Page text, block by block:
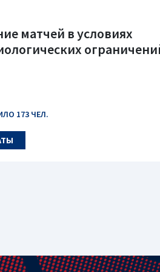
матчей в условиях
173 ЧЕЛ.